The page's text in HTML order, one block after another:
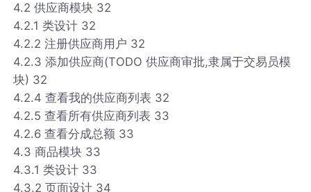
4.2 供应商模块 32
4.2.1 类设计 32
4.2.2 注册供应商用户 32
4.2.3 添加供应商(TODO 供应商审批,隶属于交易员模
块) 32
4.2.4 查看我的供应商列表 32
4.2.5 查看所有供应商列表 33
4.2.6 查看分成总额 33
4.3 商品模块 33
4.3.1 类设计 33
4.3.2 页面设计 34